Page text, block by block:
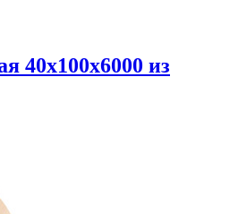
40х100х6000 из